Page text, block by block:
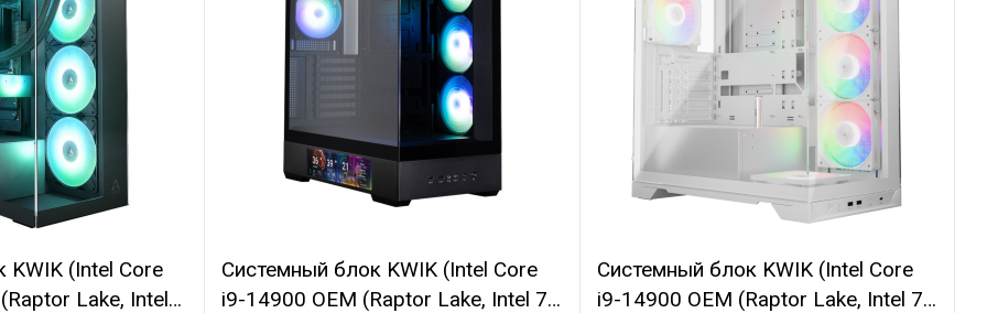
KWIK (Intel Core
Lake, Intel
Системный блок KWIK (Intel Core
i9-14900 OEM (Raptor Lake, Intel 7,
Системный блок KWIK (Intel Core
i9-14900 OEM (Raptor Lake, Intel 7,